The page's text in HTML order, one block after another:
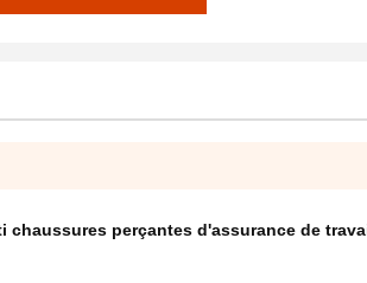
chaussures perçantes d'assurance de